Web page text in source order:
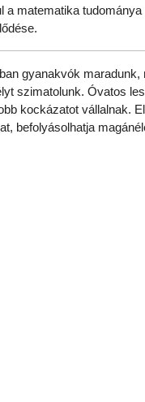
a matematika tudománya
gyanakvók maradunk,
szimatolunk. Óvatos
kockázatot vállalnak.
befolyásolhatja